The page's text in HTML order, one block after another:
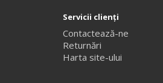
Servicii clienţi
Contactează-ne
Returnări
Harta site-ului